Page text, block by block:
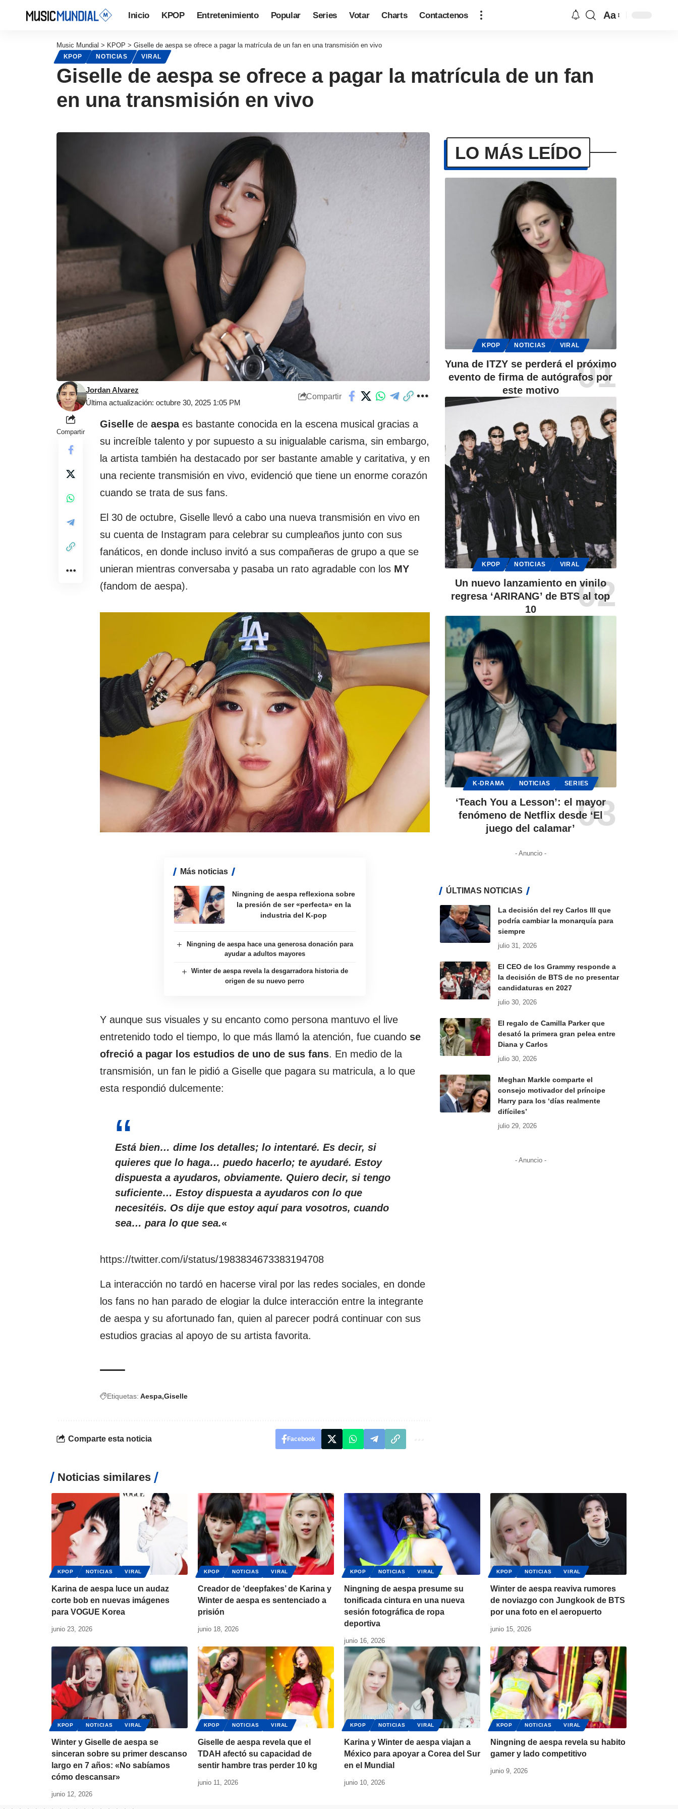
Inicio KPOP Entretenimiento Popular Series Votar Charts Contactenos Aa
Music Mundial > KPOP > Giselle de aespa se ofrece a pagar la matrícula de un fan en una transmisión en vivo
KPOP NOTICIAS VIRAL
Giselle de aespa se ofrece a pagar la matrícula de un fan
en una transmisión en vivo
Última actualización: octubre 30, 2025 1:05 PM
Jordan Alvarez
Compartir
Compartir
Giselle de aespaes bastante conocida en la escena musical gracias a
su increíble talento y por supuesto a su inigualable carisma, sin embargo,
la artista también ha destacado por ser bastante amable y caritativa, y en
una reciente transmisión en vivo, evidenció que tiene un enorme corazón
cuando se trata de sus fans.
El 30 de octubre, Giselle llevó a cabo una nueva transmisión en vivo en
su cuenta de Instagram para celebrar su cumpleaños junto con sus
fanáticos, en donde incluso invitó a sus compañeras de grupo a que se
unieran mientras conversaba y pasaba un rato agradable con los MY
(fandom de aespa).
Más noticias
Ningning de aespa reflexiona sobre
la presión de ser «perfecta» en la
industria del K-pop
Ningning de aespa hace una generosa donación para
ayudar a adultos mayores
Winter de aespa revela la desgarradora historia de
origen de su nuevo perro
Y aunque sus visuales y su encanto como persona mantuvo el live
entretenido todo el tiempo, lo que más llamó la atención, fue cuando se
ofreció a pagar los estudios de uno de sus fans. En medio de la
transmisión, un fan le pidió a Giselle que pagara su matricula, a lo que
esta respondió dulcemente:
Está bien… dime los detalles; lo intentaré. Es decir, si
quieres que lo haga… puedo hacerlo; te ayudaré. Estoy
dispuesta a ayudaros, obviamente. Quiero decir, si tengo
suficiente… Estoy dispuesta a ayudaros con lo que
necesitéis. Os dije que estoy aquí para vosotros, cuando
sea… para lo que sea.«
https://twitter.com/i/status/1983834673383194708
La interacción no tardó en hacerse viral por las redes sociales, en donde
los fans no han parado de elogiar la dulce interacción entre la integrante
de aespa y su afortunado fan, quien al parecer podrá continuar con sus
estudios gracias al apoyo de su artista favorita.
Etiquetas: Aespa Giselle
Comparte esta noticia Facebook
LO MÁS LEÍDO
KPOP NOTICIAS VIRAL
Yuna de ITZY se perderá el próximo
evento de firma de autógrafos por
este motivo
KPOP NOTICIAS VIRAL
Un nuevo lanzamiento en vinilo
regresa ‘ARIRANG’ de BTS al top
10
K-DRAMA NOTICIAS SERIES
‘Teach You a Lesson’: el mayor
fenómeno de Netflix desde ‘El
juego del calamar’
- Anuncio -
ÚLTIMAS NOTICIAS
La decisión del rey Carlos III que
podría cambiar la monarquía para
siempre
julio 31, 2026
El CEO de los Grammy responde a
la decisión de BTS de no presentar
candidaturas en 2027
julio 30, 2026
El regalo de Camilla Parker que
desató la primera gran pelea entre
Diana y Carlos
julio 30, 2026
Meghan Markle comparte el
consejo motivador del príncipe
Harry para los ‘días realmente
difíciles’
julio 29, 2026
- Anuncio -
Noticias similares
KPOP NOTICIAS VIRAL
Karina de aespa luce un audaz
corte bob en nuevas imágenes
para VOGUE Korea
junio 23, 2026
KPOP NOTICIAS VIRAL
Creador de ‘deepfakes’ de Karina y
Winter de aespa es sentenciado a
prisión
junio 18, 2026
KPOP NOTICIAS VIRAL
Ningning de aespa presume su
tonificada cintura en una nueva
sesión fotográfica de ropa
deportiva
junio 16, 2026
KPOP NOTICIAS VIRAL
Winter de aespa reaviva rumores
de noviazgo con Jungkook de BTS
por una foto en el aeropuerto
junio 15, 2026
KPOP NOTICIAS VIRAL
Winter y Giselle de aespa se
sinceran sobre su primer descanso
largo en 7 años: «No sabíamos
cómo descansar»
junio 12, 2026
KPOP NOTICIAS VIRAL
Giselle de aespa revela que el
TDAH afectó su capacidad de
sentir hambre tras perder 10 kg
junio 11, 2026
KPOP NOTICIAS VIRAL
Karina y Winter de aespa viajan a
México para apoyar a Corea del Sur
en el Mundial
junio 10, 2026
KPOP NOTICIAS VIRAL
Ningning de aespa revela su habito
gamer y lado competitivo
junio 9, 2026